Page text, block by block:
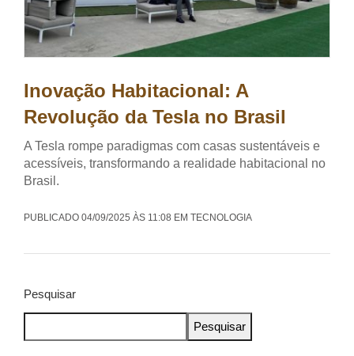
Inovação Habitacional: A
Revolução da Tesla no Brasil
A Tesla rompe paradigmas com casas sustentáveis e
acessíveis, transformando a realidade habitacional no
Brasil.
PUBLICADO 04/09/2025 ÀS 11:08 EM TECNOLOGIA
Pesquisar
Pesquisar